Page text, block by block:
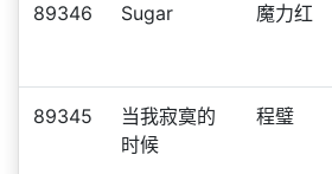
89346 Sugar 魔力红
89345
当我寂寞的
时候
程璧